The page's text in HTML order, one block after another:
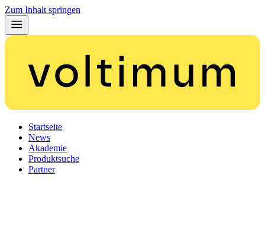
Zum Inhalt springen
Startseite
News
Akademie
Produktsuche
Partner